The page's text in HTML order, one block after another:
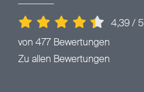
4,39/ 5
von 477 Bewertungen
Zu allen Bewertungen